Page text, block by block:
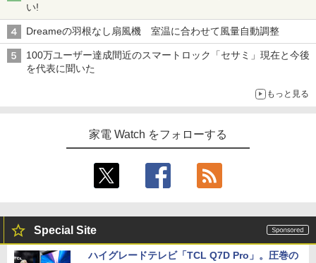
い!
Dreameの羽根なし扇風機 室温に合わせて風量自動調整
100万ユーザー達成間近のスマートロック「セサミ」現在と今後
を代表に聞いた
もっと見る
家電 Watch をフォローする
Special Site
ハイグレードテレビ「TCL Q7D Pro」。圧巻の